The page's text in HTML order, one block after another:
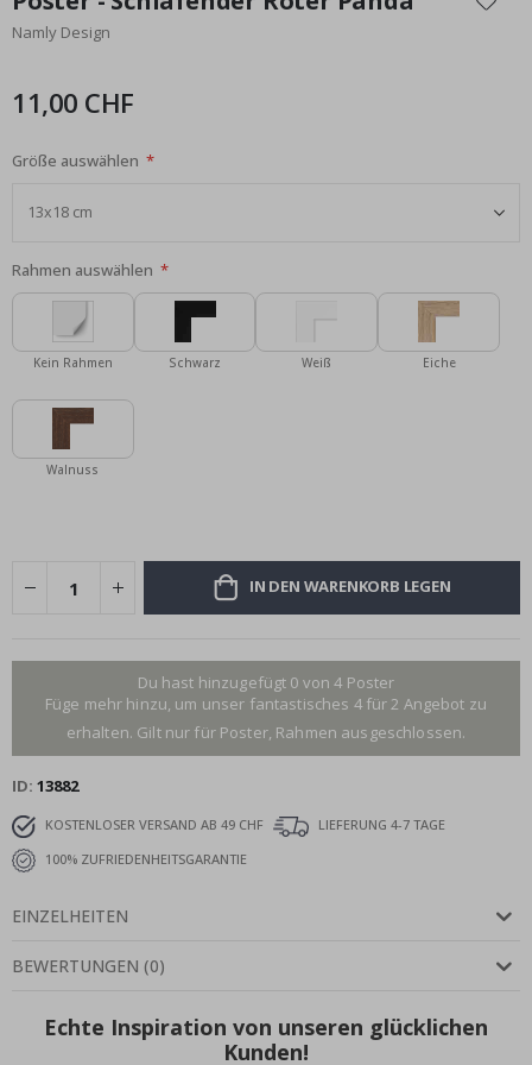
der
Bildgalerie
Namly Design
11,00 CHF
Größe auswählen
Rahmen auswählen
Kein Rahmen Schwarz Weiß Eiche
Walnuss
IN DEN WARENKORB LEGEN
Du hast hinzugefügt 0 von 4 Poster
Füge mehr hinzu, um unser fantastisches 4 für 2 Angebot zu
erhalten. Gilt nur für Poster, Rahmen ausgeschlossen.
ID 13882
KOSTENLOSER VERSAND AB 49 CHF
LIEFERUNG 4-7 TAGE
100% ZUFRIEDENHEITSGARANTIE
EINZELHEITEN
BEWERTUNGEN (0)
Echte Inspiration von unseren glücklichen
Kunden!